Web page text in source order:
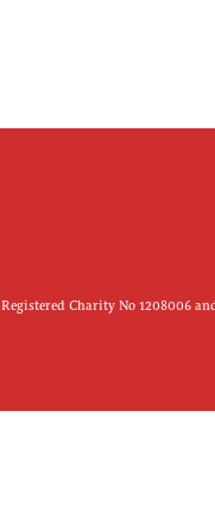
Registered Charity No 1208006